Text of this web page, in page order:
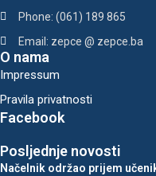
Phone: (061) 189 865
Email: zepce @ zepce.ba
O nama
Impressum
Pravila privatnosti
Facebook
Posljednje novosti
Načelnik održao prijem